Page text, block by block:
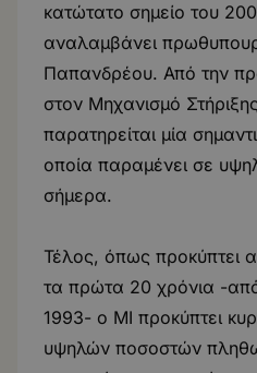
κατώτατο σημείο του
αναλαμβάνει
Παπανδρέου. Από την
στον Μηχανισμό
παρατηρείται μία
οποία παραμένει σε
σήμερα.
Τέλος, όπως προκύπτει
τα πρώτα 20 χρόνια -
1993- ο ΜΙ προκύπτει
υψηλών ποσοστών